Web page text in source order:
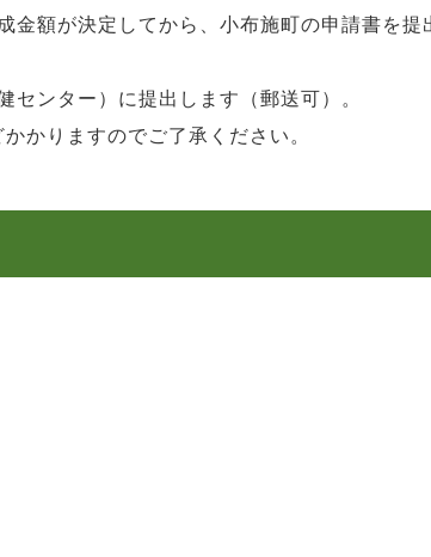
額が決定してから、小布施町の申請書を提
ンター）に提出します（郵送可）。
かりますのでご了承ください。